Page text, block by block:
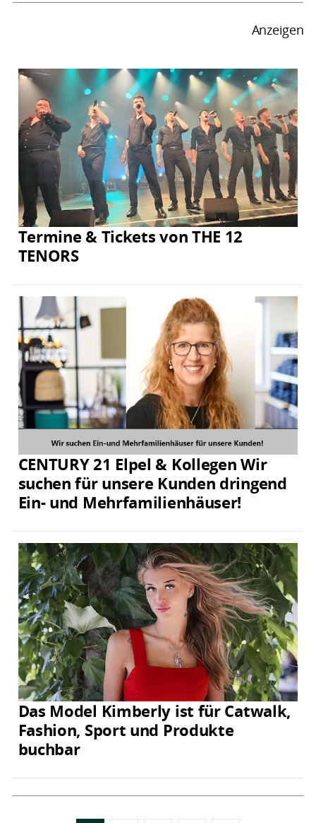
Anzeigen
Termine & Tickets von THE 12
TENORS
CENTURY 21 Elpel & Kollegen Wir
suchen für unsere Kunden dringend
Ein- und Mehrfamilienhäuser!
Das Model Kimberly ist für Catwalk,
Fashion, Sport und Produkte
buchbar